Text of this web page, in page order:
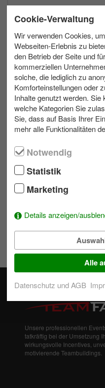
Diese Veranstaltung
Französisch und
Gerne planen wir
Teamevent.
max. 20 Allwetter 1 bis
039953 70173
Wunschliste
Um der Auswahl Aktivitäten
Modul auf
klicken.
Unsere professionellen
tatkräftig bei der Umsetzung
wirkungsvolle Incentives,
motivierende Teambuildings.
Cookie-Verwaltung
Wir verwenden Cookies,
Webseiten-Erlebnis zu
den Betrieb der Seite und
kommerziellen
solche, die lediglich zu
Komforteinstellungen oder
Inhalte genutzt werden.
welche Kategorien Sie
Sie, dass auf Basis Ihrer
mehr alle Funktionalitäten
Notwendig
Statistik
Marketing
Details anzeigen/
Alle
Datenschutz und AGB